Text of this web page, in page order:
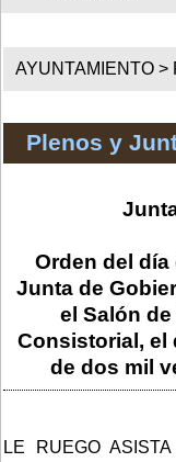
AYUNTAMIENTO >
Plenos y
Orden del
Junta de
el Salón
Consistorial, el
de dos mil
LE RUEGO